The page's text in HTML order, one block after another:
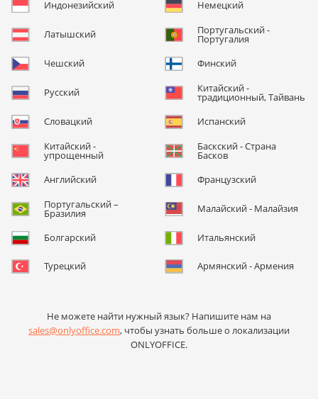
Индонезийский Немецкий
Латышский Португальский -
Португалия
Чешский
Финский
Русский Китайский -
традиционный, Тайвань
Словацкий
Испанский
Китайский -
упрощенный
Баскский - Страна
Басков
Английский
Французский
Португальский –
Бразилия Малайский - Малайзия
Болгарский Итальянский
Турецкий Армянский - Армения
Не можете найти нужный язык? Напишите нам на
sales@onlyoffice.com, чтобы узнать больше о локализации
ONLYOFFICE.